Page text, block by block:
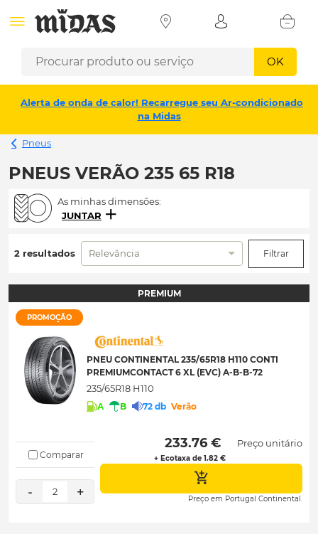
OK
Alerta de onda de calor! Recarregue seu Ar-condicionado
na Midas
Pneus
PNEUS VERÃO 235 65 R18
As minhas dimensões:
JUNTAR
2 resultados Relevância Filtrar
PREMIUM
PROMOÇÃO
PNEU CONTINENTAL 235/65R18 H110 CONTI
PREMIUMCONTACT 6 XL (EVC) A-B-B-72
235/65R18 H110
A B 72 db Verão
Comparar
- 2 +
233.76 €
+ Ecotaxa de 1.82 €
Preço unitário
Preço em Portugal Continental.